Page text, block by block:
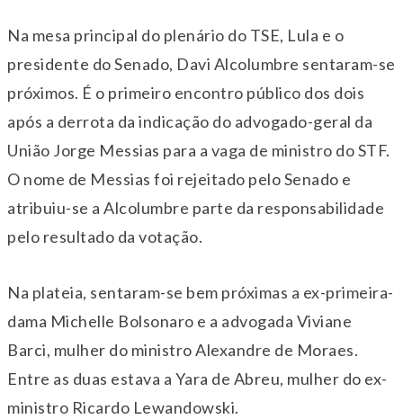
Na mesa principal do plenário do TSE, Lula e o
presidente do Senado, Davi Alcolumbre sentaram-se
próximos. É o primeiro encontro público dos dois
após a derrota da indicação do advogado-geral da
União Jorge Messias para a vaga de ministro do STF.
O nome de Messias foi rejeitado pelo Senado e
atribuiu-se a Alcolumbre parte da responsabilidade
pelo resultado da votação.
Na plateia, sentaram-se bem próximas a ex-primeira-
dama Michelle Bolsonaro e a advogada Viviane
Barci, mulher do ministro Alexandre de Moraes.
Entre as duas estava a Yara de Abreu, mulher do ex-
ministro Ricardo Lewandowski.